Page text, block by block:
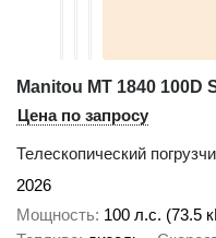
Manitou MT 1840 100D
Цена по запросу
Телескопический
2026
Мощность 100 л.с. (73.5